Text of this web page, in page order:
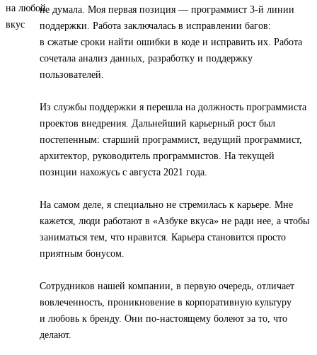
не думала. Моя первая позиция — программист 3-й линии
поддержки. Работа заключалась в исправлении багов:
в сжатые сроки найти ошибки в коде и исправить их. Работа
сочетала анализ данных, разработку и поддержку
пользователей.
Из службы поддержки я перешла на должность программиста
проектов внедрения. Дальнейший карьерный рост был
постепенным: старший программист, ведущий программист,
архитектор, руководитель программистов. На текущей
позиции нахожусь с августа 2021 года.
На самом деле, я специально не стремилась к карьере. Мне
кажется, люди работают в «Азбуке вкуса» не ради нее, а чтобы
заниматься тем, что нравится. Карьера становится просто
приятным бонусом.
Сотрудников нашей компании, в первую очередь, отличает
вовлеченность, проникновение в корпоративную культуру
и любовь к бренду. Они по-настоящему болеют за то, что
делают.